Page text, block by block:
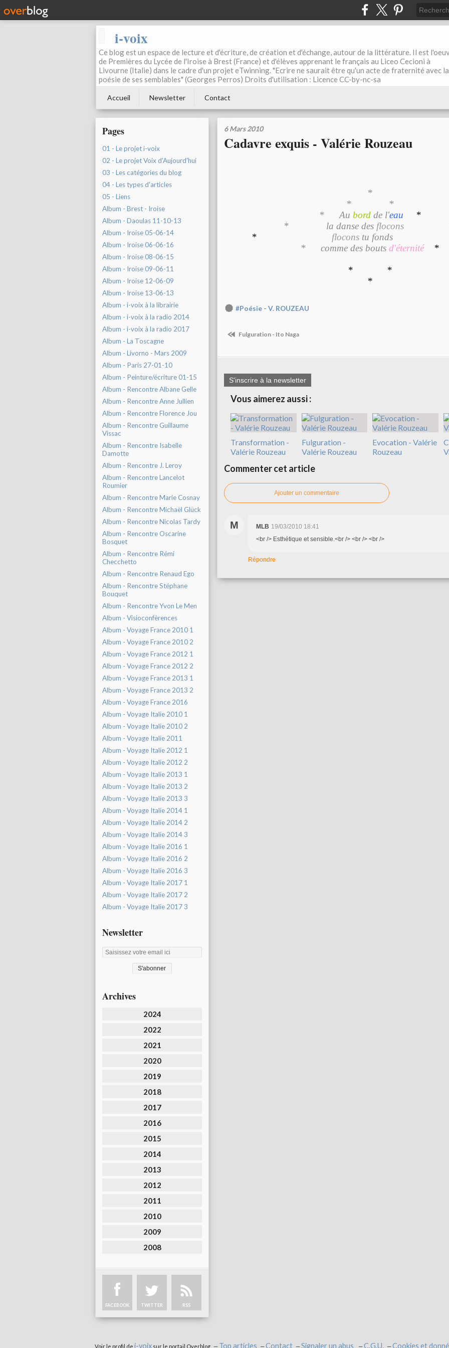
i-voix
Ce blog est un espace de lecture et d'écriture, de création et d'échange, autour de la littérature. Il est
de Premières du Lycée de l'Iroise à Brest (France) et d'élèves apprenant le français au Liceo Cecioni à
Livourne (Italie) dans le cadre d'un projet eTwinning. "Ecrire ne saurait être qu'un acte de fraternité avec la
poésie de ses semblables" (Georges Perros) Droits d'utilisation : Licence CC-by-nc-sa
Accueil Newsletter Contact
Pages
01 - Le projet i-voix
02 - Le projet Voix d'Aujourd'hui
03 - Les catégories du blog
04 - Les types d'articles
05 - Liens
Album - Brest - Iroise
Album - Daoulas 11-10-13
Album - Iroise 05-06-14
Album - Iroise 06-06-16
Album - Iroise 08-06-15
Album - Iroise 09-06-11
Album - Iroise 12-06-09
Album - Iroise 13-06-13
Album - i-voix à la librairie
Album - i-voix à la radio 2014
Album - i-voix à la radio 2017
Album - La Toscagne
Album - Livorno - Mars 2009
Album - Paris 27-01-10
Album - Peinture/écriture 01-15
Album - Rencontre Albane Gelle
Album - Rencontre Anne Jullien
Album - Rencontre Florence Jou
Album - Rencontre Guillaume
Vissac
Album - Rencontre Isabelle
Damotte
Album - Rencontre J. Leroy
Album - Rencontre Lancelot
Roumier
Album - Rencontre Marie Cosnay
Album - Rencontre Michaël Glück
Album - Rencontre Nicolas Tardy
Album - Rencontre Oscarine
Bosquet
Album - Rencontre Rémi
Checchetto
Album - Rencontre Renaud Ego
Album - Rencontre Stéphane
Bouquet
Album - Rencontre Yvon Le Men
Album - Visioconfèrences
Album - Voyage France 2010 1
Album - Voyage France 2010 2
Album - Voyage France 2012 1
Album - Voyage France 2012 2
Album - Voyage France 2013 1
Album - Voyage France 2013 2
Album - Voyage France 2016
Album - Voyage Italie 2010 1
Album - Voyage Italie 2010 2
Album - Voyage Italie 2011
Album - Voyage Italie 2012 1
Album - Voyage Italie 2012 2
Album - Voyage Italie 2013 1
Album - Voyage Italie 2013 2
Album - Voyage Italie 2013 3
Album - Voyage Italie 2014 1
Album - Voyage Italie 2014 2
Album - Voyage Italie 2014 3
Album - Voyage Italie 2016 1
Album - Voyage Italie 2016 2
Album - Voyage Italie 2016 3
Album - Voyage Italie 2017 1
Album - Voyage Italie 2017 2
Album - Voyage Italie 2017 3
Newsletter
Archives
2024
2022
2021
2020
2019
2018
2017
2016
2015
2014
2013
2012
2011
2010
2009
2008
FACEBOOK TWITTER RSS
6 Mars 2010
Cadavre exquis - Valérie Rouzeau
*
* *
* Au bordde l'eau
*
* la danse des flocons
*
flocons tu
* comme des bouts d'éternité *
*
*
*
#Poésie - V. ROUZEAU
Fulguration - Ito Naga
S'inscrire à la newsletter
Vous aimerez aussi :
Transformation -
Valérie Rouzeau
Fulguration -
Valérie Rouzeau
Evocation - Valérie
Rouzeau
Commenter cet article
Ajouter un commentaire
M MLB 19/03/2010 18:41
<br /> Esthétique et sensible.<br /> <br /> <br />
Répondre
Voir le profil de i-voixsur le portail Overblog Top articles Contact Signaler un abus C.G.U. Cookies et